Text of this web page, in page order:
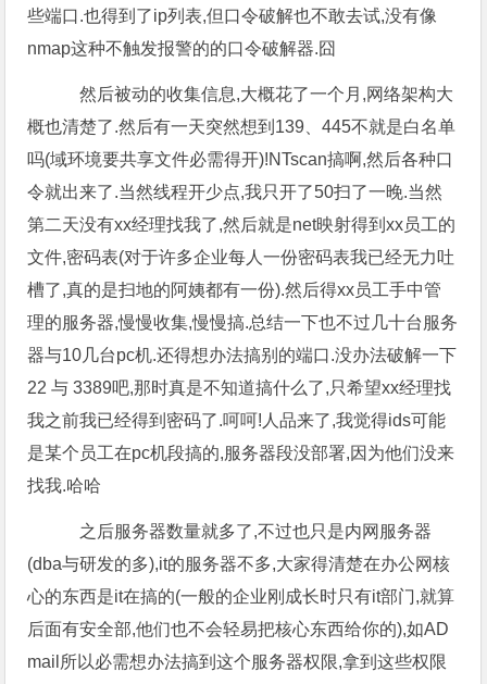
些端口.也得到了ip列表,但口令破解也不敢去试,没有像
nmap这种不触发报警的的口令破解器.囧
然后被动的收集信息,大概花了一个月,网络架构大
概也清楚了.然后有一天突然想到139、445不就是白名单
吗(域环境要共享文件必需得开)!NTscan搞啊,然后各种口
令就出来了.当然线程开少点,我只开了50扫了一晚.当然
第二天没有xx经理找我了,然后就是net映射得到xx员工的
文件,密码表(对于许多企业每人一份密码表我已经无力吐
槽了,真的是扫地的阿姨都有一份).然后得xx员工手中管
理的服务器,慢慢收集,慢慢搞.总结一下也不过几十台服务
器与10几台pc机.还得想办法搞别的端口.没办法破解一下
22 与 3389吧,那时真是不知道搞什么了,只希望xx经理找
我之前我已经得到密码了.呵呵!人品来了,我觉得ids可能
是某个员工在pc机段搞的,服务器段没部署,因为他们没来
找我.哈哈
之后服务器数量就多了,不过也只是内网服务器
(dba与研发的多),it的服务器不多,大家得清楚在办公网核
心的东西是it在搞的(一般的企业刚成长时只有it部门,就算
后面有安全部,他们也不会轻易把核心东西给你的),如AD
mail所以必需想办法搞到这个服务器权限,拿到这些权限